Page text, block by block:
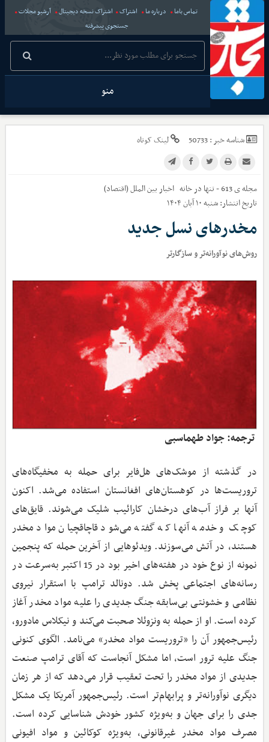
تماس باما درباره ما اشتراک اشتراک نسخه دیجیتال
آرشیو مجلات
جستجوی پیشرفته
منو
شناسه خبر :50733 لینک کوتاه
مجله ی 613 - تنها در خانه اخباربین الملل (اقتصاد)
تاریخ انتشار:شنبه ۱۰ آبان ۱۴۰۴
مخدرهای نسل جدید
روش‌های نوآورانه‌تر و سازگارتر
ترجمه: جواد طهماسبی
در گذشته از موشک‌های هل‌فایر برای حمله به مخفیگاه‌های
تروریست‌ها در کوهستان‌های افغانستان استفاده می‌شد. اکنون
آنها بر فراز آب‌های درخشان کارائیب شلیک می‌شوند. قایق‌های
کوچک و خدمه آنها که گفته می‌شود قاچاقچیان مواد مخدر
هستند، در آتش می‌سوزند. ویدئو‌هایی از آخرین حمله که پنجمین
نمونه از نوع خود در هفته‌های اخیر بود در 15 اکتبر به‌سرعت در
رسانه‌های اجتماعی پخش شد. دونالد ترامپ با استقرار نیروی
نظامی و خشونتی بی‌سابقه جنگ جدیدی را علیه مواد مخدر آغاز
کرده است. او از حمله به ونزوئلا صحبت می‌کند و نیکلاس مادورو،
رئیس‌جمهور آن را «تروریست مواد مخدر» می‌نامد. الگوی کنونی
جنگ علیه ترور است، اما مشکل آنجاست که آقای ترامپ صنعت
جدیدی از مواد مخدر را تحت تعقیب قرار می‌دهد که از هر زمان
دیگری نوآورانه‌تر و پرابهام‌تر است. رئیس‌جمهور آمریکا یک مشکل
جدی را برای جهان و به‌ویژه کشور خودش شناسایی کرده است.
مصرف مواد مخدر غیرقانونی، به‌ویژه کوکائین و مواد افیونی